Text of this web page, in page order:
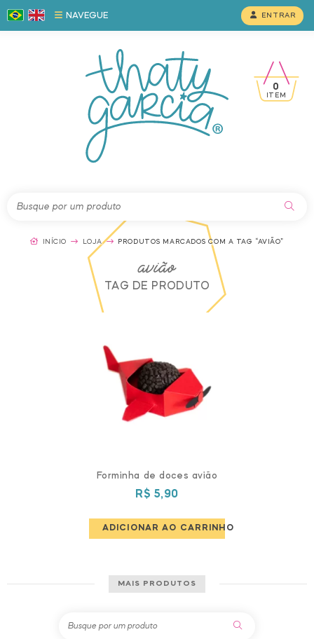
NAVEGUE ENTRAR
0
ITEM
INÍCIO LOJA PRODUTOS MARCADOS COM A TAG “AVIÃO”
avião
TAG DE PRODUTO
Forminha de doces avião
R$ 5,90
ADICIONAR AO CARRINHO
MAIS PRODUTOS